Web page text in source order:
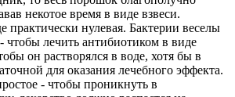
некотое время в виде взвеси.
практически нулевая. Бактерии веселы
лечить антибиотиком в виде
он растворялся в воде, хотя бы в
для оказания лечебного эффекта.
- чтобы проникнуть в